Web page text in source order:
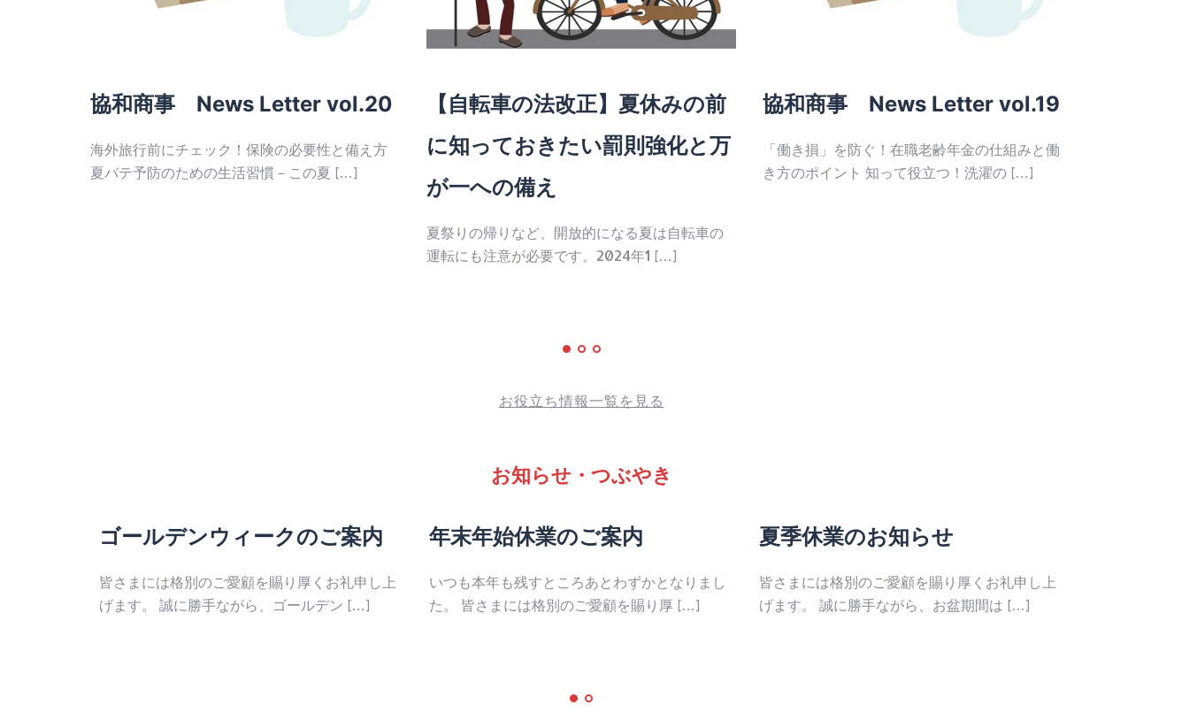
協和商事 News Letter vol.20
海外旅行前にチェック！保険の必要性と備え方
夏バテ予防のための生活習慣－この夏 […]
【自転車の法改正】夏休みの前
に知っておきたい罰則強化と万
が一への備え
夏祭りの帰りなど、開放的になる夏は自転車の
運転にも注意が必要です。2024年1 […]
協和商事 News Letter vol.19
「働き損」を防ぐ！在職老齢年金の仕組みと働
き方のポイント 知って役立つ！洗濯の […]
お役立ち情報一覧を見る
お知らせ・つぶやき
ゴールデンウィークのご案内
皆さまには格別のご愛顧を賜り厚くお礼申し上
げます。 誠に勝手ながら、ゴールデン […]
年末年始休業のご案内
いつも本年も残すところあとわずかとなりまし
た。 皆さまには格別のご愛顧を賜り厚 […]
夏季休業のお知らせ
皆さまには格別のご愛顧を賜り厚くお礼申し上
げます。 誠に勝手ながら、お盆期間は […]